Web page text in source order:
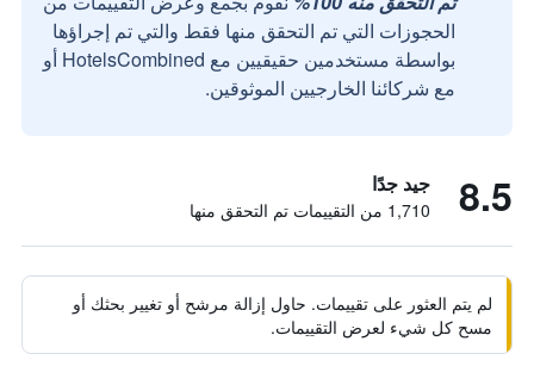
الحجوزات التي تم التحقق منها فقط والتي تم إجراؤها
بواسطة مستخدمين حقيقيين مع HotelsCombined أو
مع شركائنا الخارجيين الموثوقين.
8.5 جيد جدًا
1,710 من التقييمات تم التحقق منها
لم يتم العثور على تقييمات. حاول إزالة مرشح أو تغيير بحثك أو
مسح كل شيء لعرض التقييمات.